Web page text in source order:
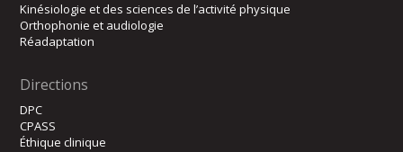
Kinésiologie et des sciences de l’activité physique
Orthophonie et audiologie
Réadaptation
Directions
DPC
CPASS
Éthique clinique